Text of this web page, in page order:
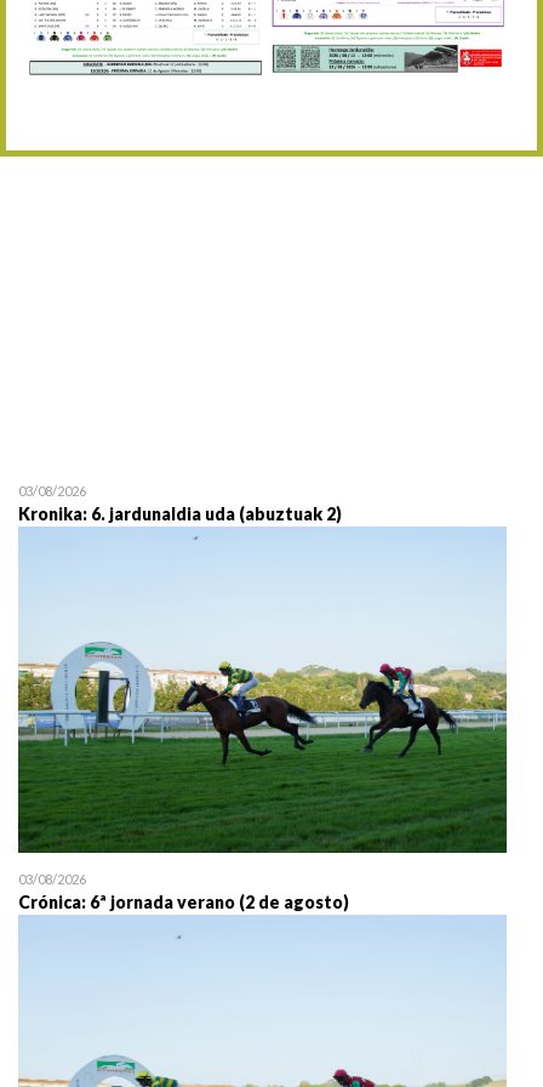
Abuztaren 12a / 12 de
15/08 17:05 Abuztuaren 15a / 15 de
30/08 17:30 Abuztuaren 30a / 30 de
19/07 11:30
03/08/2026
Kronika: 6. jardunaldia uda (abuztuak 2)
03/08/2026
Crónica: 6ª jornada verano (2 de agosto)